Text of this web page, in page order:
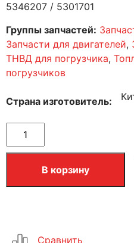
5346207 / 5301701
Группы запчастей:
Запчасти для двигателей,
ТНВД для погрузчика,
погрузчиков
Страна изготовитель
В корзину